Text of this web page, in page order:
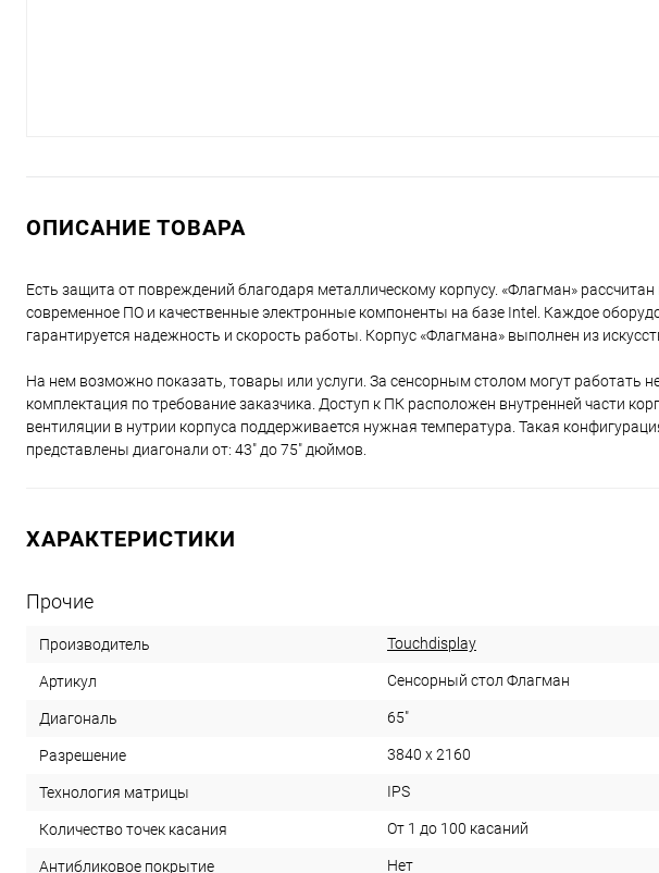
ОПИСАНИЕ ТОВАРА
Есть защита от повреждений благодаря металлическому корпусу. «Флагман»
современное ПО и качественные электронные компоненты на базе Intel. Каждое
гарантируется надежность и скорость работы. Корпус «Флагмана» выполнен из
На нем возможно показать, товары или услуги. За сенсорным столом могут работать
комплектация по требование заказчика. Доступ к ПК расположен внутренней части
вентиляции в нутрии корпуса поддерживается нужная температура. Такая
представлены диагонали от: 43" до 75" дюймов.
ХАРАКТЕРИСТИКИ
Прочие
Производитель Touchdisplay
Артикул Сенсорный стол Флагман
Диагональ 65"
Разрешение 3840 x 2160
Технология матрицы IPS
Количество точек касания От 1 до 100 касаний
Антибликовое покрытие Нет